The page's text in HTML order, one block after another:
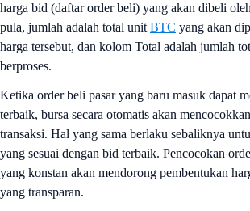
harga bid (daftar order beli) yang akan dibeli
pula, jumlah adalah total unit BTC yang akan
harga tersebut, dan kolom Total adalah jumlah
berproses.
Ketika order beli pasar yang baru masuk dapat
terbaik, bursa secara otomatis akan
transaksi. Hal yang sama berlaku sebaliknya
yang sesuai dengan bid terbaik. Pencocokan
yang konstan akan mendorong pembentukan
yang transparan.